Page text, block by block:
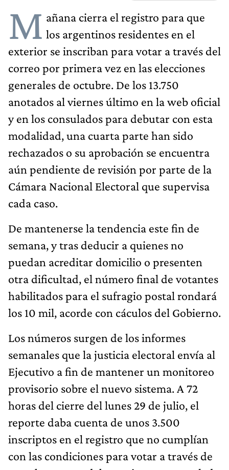
M añana cierra el registro para que
los argentinos residentes en el
exterior se inscriban para votar a través del
correo por primera vez en las elecciones
generales de octubre. De los 13.750
anotados al viernes último en la web oficial
y en los consulados para debutar con esta
modalidad, una cuarta parte han sido
rechazados o su aprobación se encuentra
aún pendiente de revisión por parte de la
Cámara Nacional Electoral que supervisa
cada caso.
De mantenerse la tendencia este fin de
semana, y tras deducir a quienes no
puedan acreditar domicilio o presenten
otra dificultad, el número final de votantes
habilitados para el sufragio postal rondará
los 10 mil, acorde con cáculos del Gobierno.
Los números surgen de los informes
semanales que la justicia electoral envía al
Ejecutivo a fin de mantener un monitoreo
provisorio sobre el nuevo sistema. A 72
horas del cierre del lunes 29 de julio, el
reporte daba cuenta de unos 3.500
inscriptos en el registro que no cumplían
con las condiciones para votar a través de